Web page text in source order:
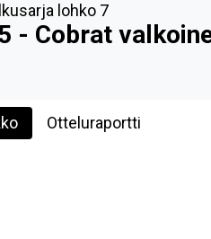
lohko 7
- Cobrat
Otteluraportti